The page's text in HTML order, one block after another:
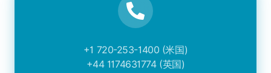
+1 720-253-1400 (米国)
+44 1174631774 (英国)